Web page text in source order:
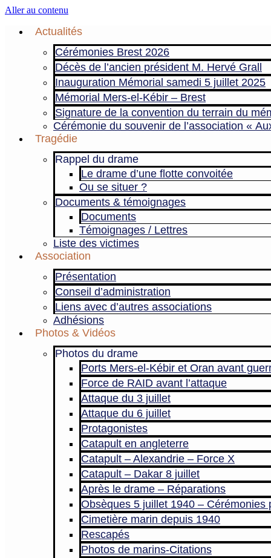
Aller au contenu
Actualités
Cérémonies Brest 2026
Décès de l’ancien président M. Hervé Grall
Inauguration Mémorial samedi 5 juillet 2025
Mémorial Mers-el-Kébir – Brest
Signature de la convention du terrain du
Cérémonie du souvenir de l’association «
Tragédie
Rappel du drame
Le drame d’une flotte convoitée
Ou se situer ?
Documents & témoignages
Documents
Témoignages / Lettres
Liste des victimes
Association
Présentation
Conseil d’administration
Liens avec d’autres associations
Adhésions
Photos & Vidéos
Photos du drame
Ports Mers-el-Kébir et Oran avant
Force de RAID avant l’attaque
Attaque du 3 juillet
Attaque du 6 juillet
Protagonistes
Catapult en angleterre
Catapult – Alexandrie – Force X
Catapult – Dakar 8 juillet
Après le drame – Réparations
Obsèques 5 juillet 1940 – Cérémonies
Cimetière marin depuis 1940
Rescapés
Photos de marins-Citations